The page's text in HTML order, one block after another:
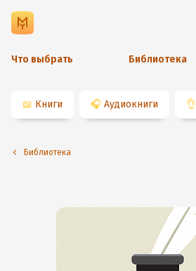
Что выбрать Библиотека
📖 Книги 🎧 Аудиокниги 👌
Библиотека